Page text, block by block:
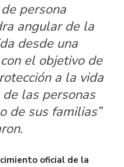
persona
angular de la
desde una
el objetivo de
a la vida
las personas
de sus familias”
oficial de la